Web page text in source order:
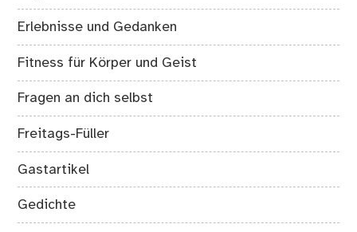
Erlebnisse und Gedanken
Fitness für Körper und Geist
Fragen an dich selbst
Freitags-Füller
Gastartikel
Gedichte